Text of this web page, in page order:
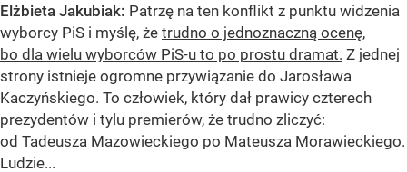
Elżbieta Jakubiak: Patrzę na ten konflikt z punktu widzenia
wyborcy PiS i myślę, że trudno o jednoznaczną ocenę,
bo dla wielu wyborców PiS-u to po prostu dramat. Z jednej
strony istnieje ogromne przywiązanie do Jarosława
Kaczyńskiego. To człowiek, który dał prawicy czterech
prezydentów i tylu premierów, że trudno zliczyć:
od Tadeusza Mazowieckiego po Mateusza Morawieckiego.
Ludzie...